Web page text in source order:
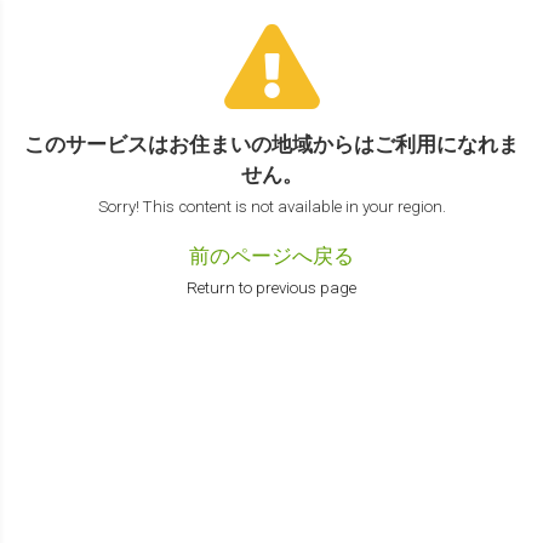
このサービスはお住まいの地域からはご利用になれま
せん。
Sorry! This content is not available in your region.
前のページへ戻る
Return to previous page